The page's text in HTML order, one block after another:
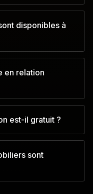
disponibles à
en relation
est-il gratuit ?
sont